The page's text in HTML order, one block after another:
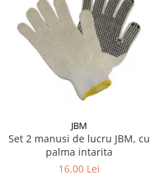
Vaselina si Lubrifianti Auto
Filtre Auto
Filtre Aer
Filtre Combustibil
Filtre Habitaclu
Intretinere si Cosmetica Auto
Produse Cosmetica Auto
JBM
Set 2 manusi de lucru JBM, cu
palma intarita
16,00 Lei